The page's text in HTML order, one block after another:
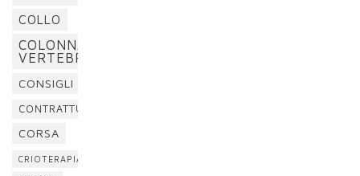
COLLO
COLONNA
VERTEBRALE
CONSIGLI
CONTRATTURA
CORSA
CRIOTERAPIA